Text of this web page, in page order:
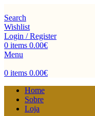
Search
Wishlist
Login / Register
0 items 0.00€
Menu
0 items 0.00€
Home
Sobre
Loja